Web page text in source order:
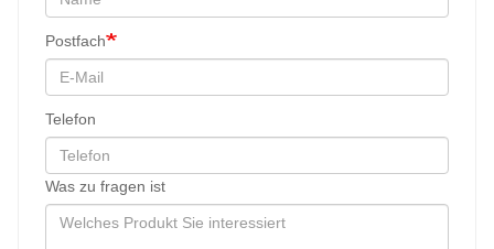
Postfach
Telefon
Was zu fragen ist